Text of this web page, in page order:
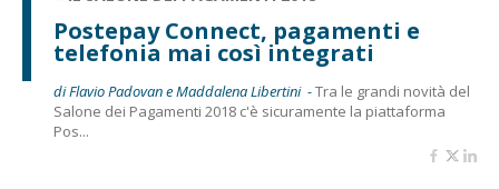
Postepay Connect, pagamenti e
telefonia mai così integrati
di Flavio Padovan e Maddalena Libertini -Tra le grandi novità del
Salone dei Pagamenti 2018 c'è sicuramente la piattaforma
Pos...